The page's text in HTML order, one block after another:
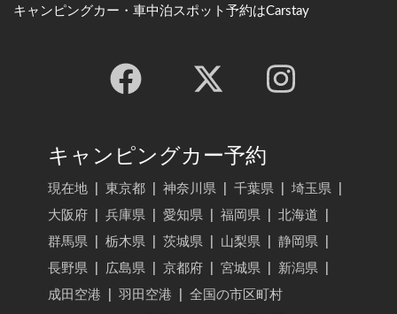
キャンピングカー・車中泊スポット予約はCarstay
キャンピングカー予約
現在地 東京都 神奈川県 千葉県 埼玉県
大阪府
兵庫県 愛知県 福岡県 北海道
群馬県
栃木県 茨城県 山梨県 静岡県
長野県
広島県 京都府 宮城県 新潟県
成田空港
羽田空港
全国の市区町村